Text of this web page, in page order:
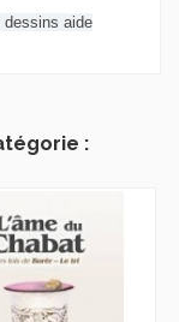
dessins aide
: